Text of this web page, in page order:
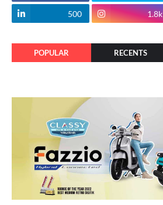
500 1.8k
POPULAR RECENTS